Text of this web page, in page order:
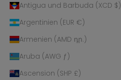
Antigua und Barbuda (XCD $)
Argentinien (EUR €)
Armenien (AMD դր.)
Aruba (AWG ƒ)
Ascension (SHP £)